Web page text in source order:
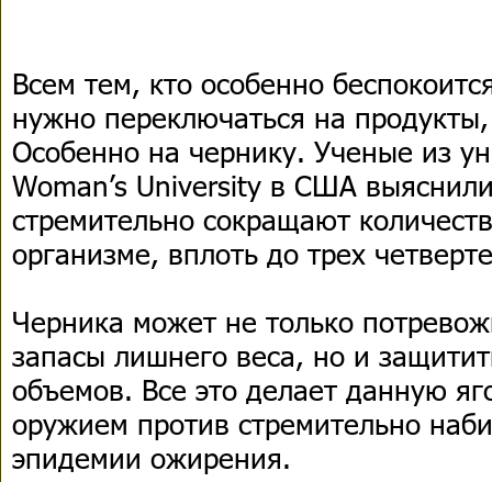
Всем тем, кто особенно
нужно переключаться на
Особенно на чернику. Ученые из
Woman’s University в США
стремительно сокращают
организме, вплоть до трех
Черника может не только
запасы лишнего веса, но и
объемов. Все это делает данную
оружием против стремительно
эпидемии ожирения.